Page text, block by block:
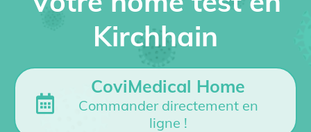
Kirchhain
CoviMedical Home
Commander directement en
ligne !